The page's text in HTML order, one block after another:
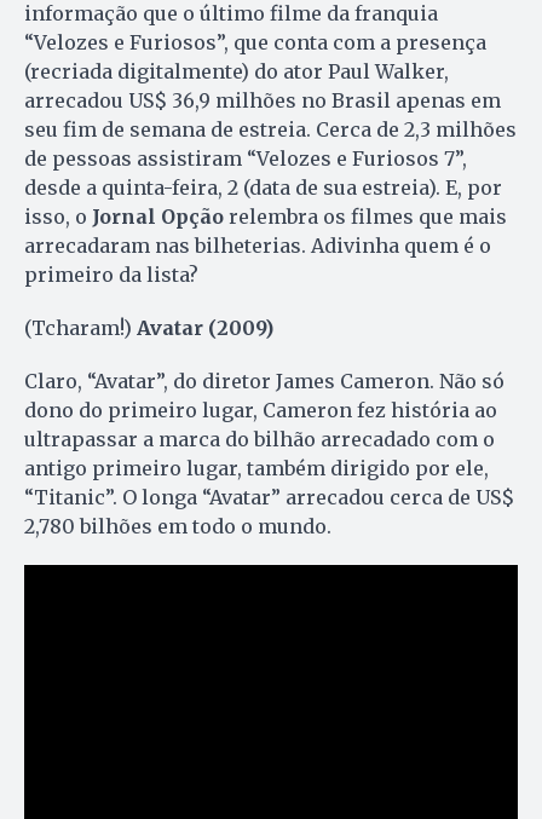
informação que o último filme da franquia
“Velozes e Furiosos”, que conta com a presença
(recriada digitalmente) do ator Paul Walker,
arrecadou US$ 36,9 milhões no Brasil apenas em
seu fim de semana de estreia. Cerca de 2,3 milhões
de pessoas assistiram “Velozes e Furiosos 7”,
desde a quinta-feira, 2 (data de sua estreia). E, por
isso, o Jornal Opção relembra os filmes que mais
arrecadaram nas bilheterias. Adivinha quem é o
primeiro da lista?
(Tcharam!) Avatar (2009)
Claro, “Avatar”, do diretor James Cameron. Não só
dono do primeiro lugar, Cameron fez história ao
ultrapassar a marca do bilhão arrecadado com o
antigo primeiro lugar, também dirigido por ele,
“Titanic”. O longa “Avatar” arrecadou cerca de US$
2,780 bilhões em todo o mundo.